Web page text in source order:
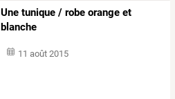
Une tunique / robe orange et
blanche
11 août 2015